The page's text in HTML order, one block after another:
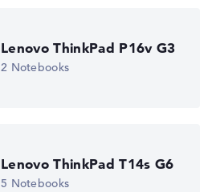
Lenovo ThinkPad P16v G3
2 Notebooks
Lenovo ThinkPad T14s G6
5 Notebooks